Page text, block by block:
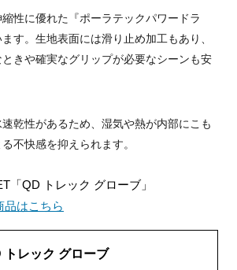
性に優れた『ポーラテックパワードラ
す。生地表面には滑り止め加工もあり、
きや確実なグリップが必要なシーンも安
乾性があるため、湿気や熱が内部にこも
不快感を抑えられます。
「QD トレック グローブ」
品はこちら
レック グローブ